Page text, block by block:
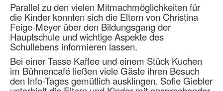
Parallel zu den vielen Mitmachmöglichkeiten für
die Kinder konnten sich die Eltern von Christina
Feige-Meyer über den Bildungsgang der
Hauptschule und wichtige Aspekte des
Schullebens informieren lassen.
Bei einer Tasse Kaffee und einem Stück Kuchen
im Bühnencafé ließen viele Gäste ihren Besuch
den Info-Tages gemütlich ausklingen. Sofie Giebler